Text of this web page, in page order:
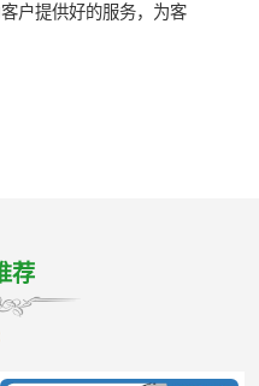
户提供好的服务，为客
荐